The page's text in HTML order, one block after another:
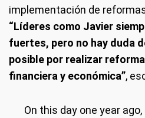
implementación de
“Líderes como Javier
fuertes, pero no hay duda
posible por realizar
financiera y económica”,
On this day one year